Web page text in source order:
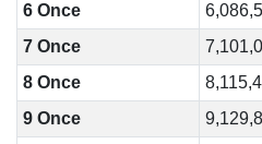
6 Once
7 Once
8 Once
9 Once